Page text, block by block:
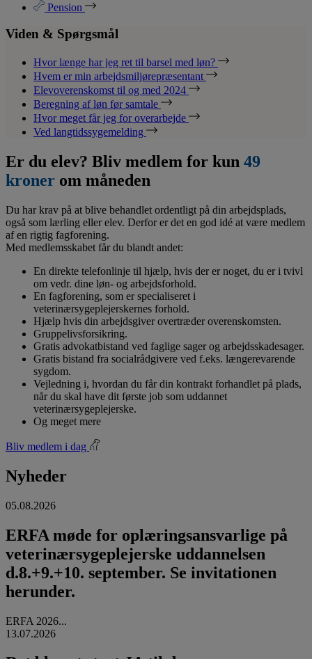
Pension
Viden & Spørgsmål
Hvor længe har jeg ret til barsel med løn?
Hvem er min arbejdsmiljørepræsentant
Elevoverenskomst til og med 2024
Beregning af løn før samtale
Hvor meget får jeg for overarbejde
Ved langtidssygemelding
Er du elev? Bliv medlem for kun 49
kroner om måneden
Du har krav på at blive behandlet ordentligt på din arbejdsplads,
også som lærling eller elev. Derfor er det en god idé at være medlem
af en rigtig fagforening.
Med medlemsskabet får du blandt andet:
En direkte telefonlinje til hjælp, hvis der er noget, du er i tvivl
om vedr. dine løn- og arbejdsforhold.
En fagforening, som er specialiseret i
veterinærsygeplejerskernes forhold.
Hjælp hvis din arbejdsgiver overtræder overenskomsten.
Gruppelivsforsikring.
Gratis advokatbistand ved faglige sager og arbejdsskadesager.
Gratis bistand fra socialrådgivere ved f.eks. længerevarende
sygdom.
Vejledning i, hvordan du får din kontrakt forhandlet på plads,
når du skal have dit første job som uddannet
veterinærsygeplejerske.
Og meget mere
Bliv medlem i dag
Nyheder
05.08.2026
ERFA møde for oplæringsansvarlige på
veterinærsygeplejerske uddannelsen
d.8.+9.+10. september. Se invitationen
herunder.
ERFA 2026...
13.07.2026